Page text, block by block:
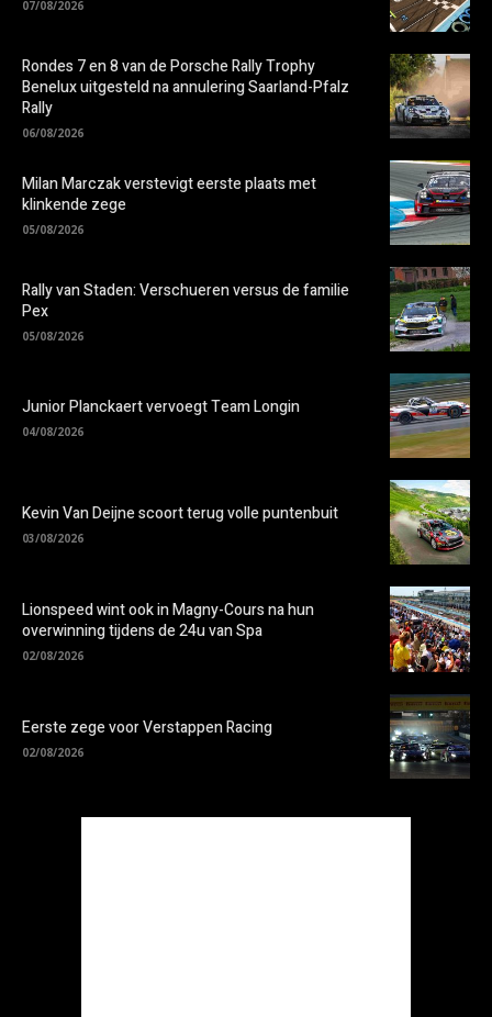
07/08/2026
Rondes 7 en 8 van de Porsche Rally Trophy
Benelux uitgesteld na annulering Saarland-Pfalz
Rally
06/08/2026
Milan Marczak verstevigt eerste plaats met
klinkende zege
05/08/2026
Rally van Staden: Verschueren versus de familie
Pex
05/08/2026
Junior Planckaert vervoegt Team Longin
04/08/2026
Kevin Van Deijne scoort terug volle puntenbuit
03/08/2026
Lionspeed wint ook in Magny-Cours na hun
overwinning tijdens de 24u van Spa
02/08/2026
Eerste zege voor Verstappen Racing
02/08/2026